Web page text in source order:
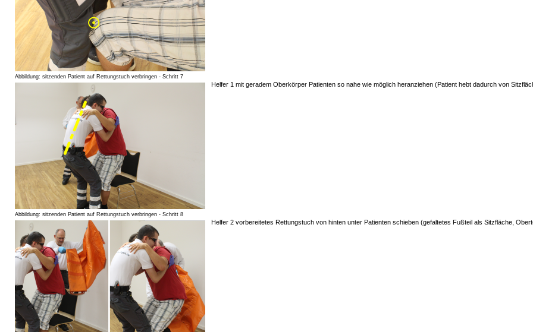
Abbildung: sitzenden Patient auf Rettungstuch verbringen - Schritt 7
Abbildung: sitzenden Patient auf Rettungstuch verbringen - Schritt 8
Helfer 1 mit geradem Oberkörper Patienten so nahe wie möglich heranziehen (Patient hebt dadurch von
Helfer 2 vorbereitetes Rettungstuch von hinten unter Patienten schieben (gefaltetes Fußteil als Sitzfläche,